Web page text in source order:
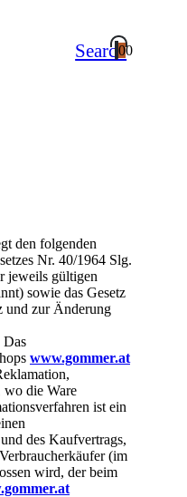
Search
00
den folgenden
Nr. 40/1964 Slg.
jeweils gültigen
sowie das Gesetz
und zur Änderung
Das
www.gommer.at
wo die Ware
ist ein
des Kaufvertrags,
(im
wird, der beim